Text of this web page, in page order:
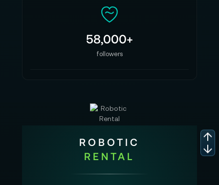
58,000+
followers
ROBOTIC
RENTAL